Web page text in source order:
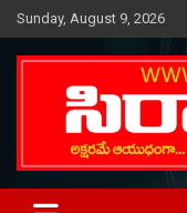
Skip
to
content
Sunday, August 9, 2026
SIRA NEWS
Telugu Online News